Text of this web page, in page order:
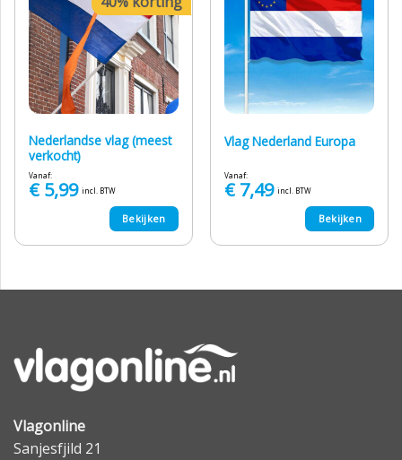
Nederlandse vlag (meest
verkocht)
Vanaf:
€5,99 incl. BTW
Bekijken
Vlag Nederland Europa
Vanaf:
€7,49 incl. BTW
Bekijken
Vlagonline
Sanjesfjild 21